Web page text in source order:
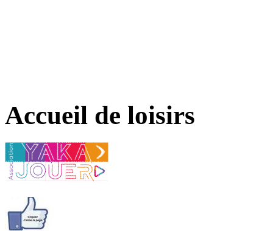
Accueil de loisirs